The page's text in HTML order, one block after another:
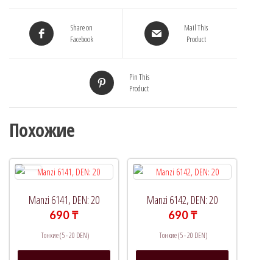
Share on
Facebook
Mail This
Product
Pin This
Product
Похожие
Manzi 6141, DEN: 20
690₸
Тонкие (5 - 20 DEN)
Этот
Manzi 6142, DEN: 20
690₸
Тонкие (5 - 20 DEN)